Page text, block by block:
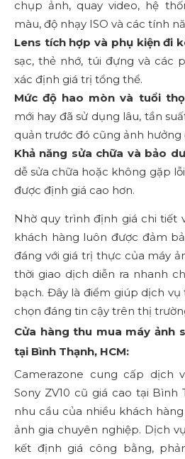
chụp ảnh, quay video, hệ
màu, độ nhạy ISO và các tính
Lens tích hợp và phụ kiện đi
sạc, thẻ nhớ, túi đựng và các
xác định giá trị tổng thể.
Mức độ hao mòn và tuổi
mới hay đã sử dụng lâu, tần
quản trước đó cũng ảnh hưởng
Khả năng sửa chữa và bảo
dễ sửa chữa hoặc không gặp
được định giá cao hơn.
Nhờ quy trình định giá chi tiết
khách hàng luôn được đảm
đáng với giá trị thực của máy
thời giao dịch diễn ra nhanh
bạch. Đây là điểm giúp dịch
chọn đáng tin cậy trên thị
Cửa hàng thu mua máy ảnh
tại Bình Thạnh, HCM:
Camerazone cung cấp dịch
Sony ZV10 cũ giá cao tại Bình
nhu cầu của nhiều khách
ảnh gia chuyên nghiệp. Dịch
kết định giá công bằng,